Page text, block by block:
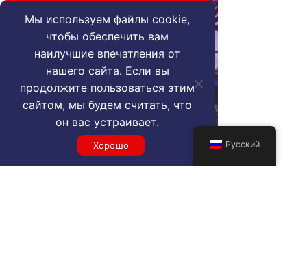
Русский
Мы используем файлы cookie,
чтобы обеспечить вам
наилучшие впечатления от
нашего сайта. Если вы
продолжите пользоваться этим
сайтом, мы будем считать, что
он вас устраивает.
Хорошо